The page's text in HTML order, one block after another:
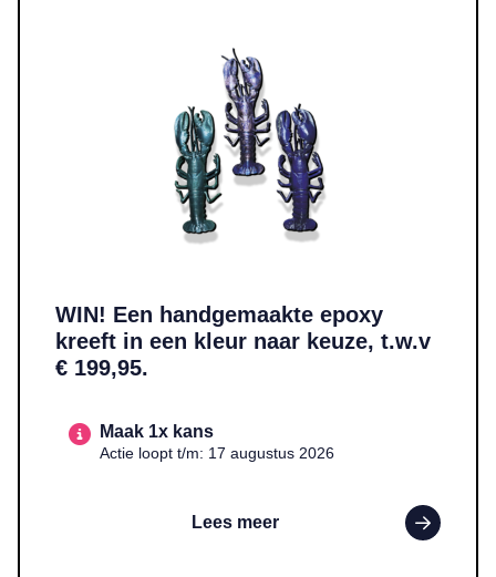
WIN! Een handgemaakte epoxy
kreeft in een kleur naar keuze, t.w.v
€ 199,95.
Maak 1x kans
Actie loopt t/m: 17 augustus 2026
Lees meer